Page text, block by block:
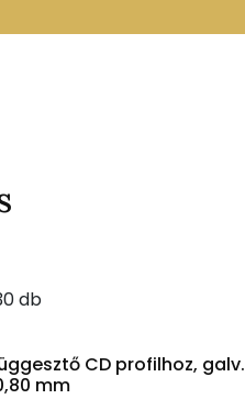
dbSorted
popularity
CD profilhoz, galv.
mm